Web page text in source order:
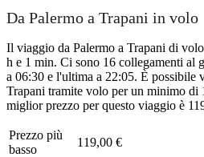
Da Palermo a Trapani in volo
Il viaggio da Palermo a Trapani di
h e 1 min. Ci sono 16 collegamenti al
a 06:30 e l'ultima a 22:05. È possibile
Trapani tramite volo per un minimo di
miglior prezzo per questo viaggio è
Prezzo più
basso
119,00 €